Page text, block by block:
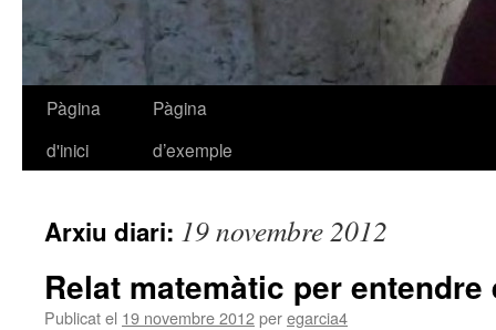
Vés
Pàgina
d'inici
Pàgina
d’exemple
Arxiu diari: 19 novembre 2012
Relat matemàtic per
Publicat el 19 novembre 2012peregarcia4